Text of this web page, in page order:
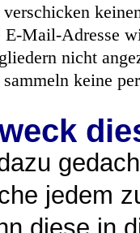
E-Mail-Adresse
nicht
keine
jedem